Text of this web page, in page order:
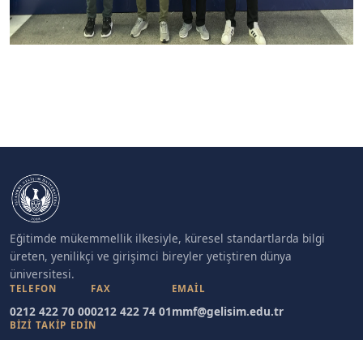
Eğitimde mükemmellik ilkesiyle, küresel standartlarda bilgi
üreten, yenilikçi ve girişimci bireyler yetiştiren dünya
üniversitesi.
TELEFON
0212 422 70 00
FAX
0212 422 74 01
EMAIL
mmf@gelisim.edu.tr
BİZİ TAKİP EDİN